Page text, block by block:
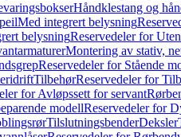
Håndklestang og
Med integrert belysning
belysningReservedeler for
Montering av stativ,
Reservedeler for Stående
TilbehørReservedeler for
for Avløpssett for servant
modellReservedeler for
TilslutningsbenderDeksler